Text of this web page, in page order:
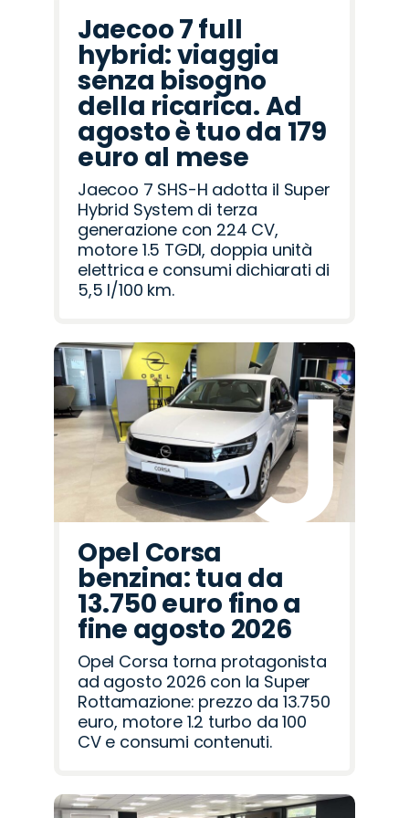
Jaecoo 7 full
hybrid: viaggia
senza bisogno
della ricarica. Ad
agosto è tuo da 179
euro al mese
Jaecoo 7 SHS-H adotta il Super
Hybrid System di terza
generazione con 224 CV,
motore 1.5 TGDI, doppia unità
elettrica e consumi dichiarati di
5,5 l/100 km.
Opel Corsa
benzina: tua da
13.750 euro fino a
fine agosto 2026
Opel Corsa torna protagonista
ad agosto 2026 con la Super
Rottamazione: prezzo da 13.750
euro, motore 1.2 turbo da 100
CV e consumi contenuti.